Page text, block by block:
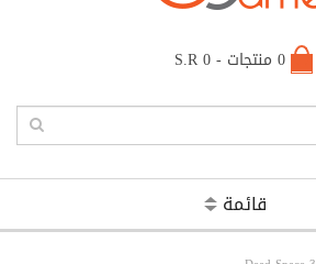
0 منتجات - S.R 0
قائمة